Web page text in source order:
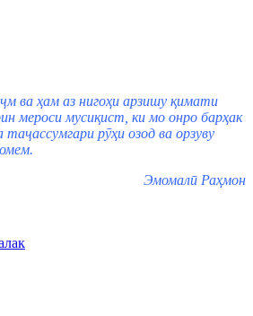
ва ҳам аз нигоҳи арзишу қимати
мероси мусиқист, ки мо онро барҳак
рӯҳи озод ва орзуву
Эмомалӣ Раҳмон